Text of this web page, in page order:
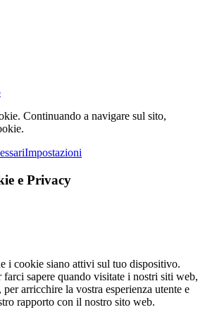
Continuando a navigare sul sito,
Impostazioni
e Privacy
i cookie siano attivi sul tuo dispositivo.
sapere quando visitate i nostri siti web,
arricchire la vostra esperienza utente e
rapporto con il nostro sito web.